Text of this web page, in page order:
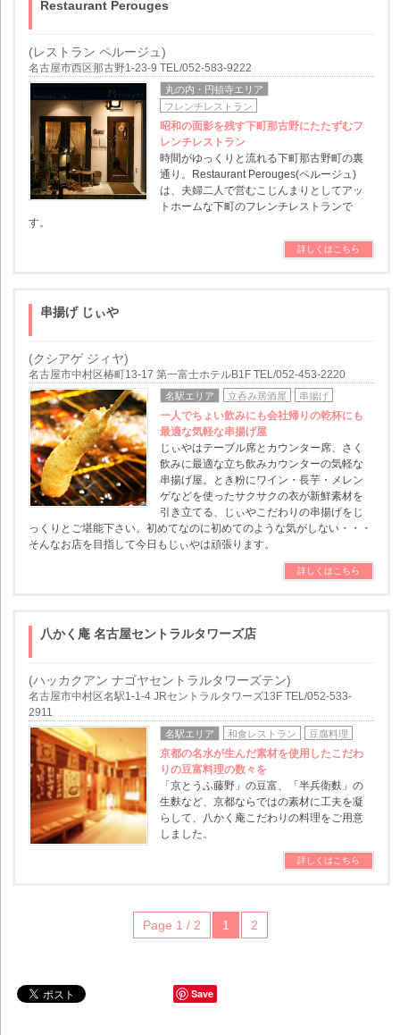
Restaurant Perouges
(レストラン ペルージュ)
名古屋市西区那古野1-23-9 TEL/052-583-9222
丸の内・円頓寺エリア
フレンチレストラン
昭和の面影を残す下町那古野にたたずむフ
レンチレストラン
時間がゆっくりと流れる下町那古野町の裏
通り。Restaurant Perouges(ペルージュ)
は、夫婦二人で営むこじんまりとしてアッ
トホームな下町のフレンチレストランで
す。
詳しくはこちら
串揚げ じぃや
(クシアゲ ジィヤ)
名古屋市中村区椿町13-17 第一富士ホテルB1F TEL/052-453-2220
名駅エリア 立呑み居酒屋 串揚げ
一人でちょい飲みにも会社帰りの乾杯にも
最適な気軽な串揚げ屋
じぃやはテーブル席とカウンター席、さく
飲みに最適な立ち飲みカウンターの気軽な
串揚げ屋。とき粉にワイン・長芋・メレン
ゲなどを使ったサクサクの衣が新鮮素材を
引き立てる、じぃやこだわりの串揚げをじ
っくりとご堪能下さい。初めてなのに初めてのような気がしない・・・
そんなお店を目指して今日もじぃやは頑張ります。
詳しくはこちら
八かく庵 名古屋セントラルタワーズ店
(ハッカクアン ナゴヤセントラルタワーズテン)
名古屋市中村区名駅1-1-4 JRセントラルタワーズ13F TEL/052-533-
2911
名駅エリア 和食レストラン 豆腐料理
京都の名水が生んだ素材を使用したこだわ
りの豆富料理の数々を
「京とうふ藤野」の豆富、「半兵衛麩」の
生麩など、京都ならではの素材に工夫を凝
らして、八かく庵こだわりの料理をご用意
しました。
詳しくはこちら
Page 1 / 2 1 2
Save